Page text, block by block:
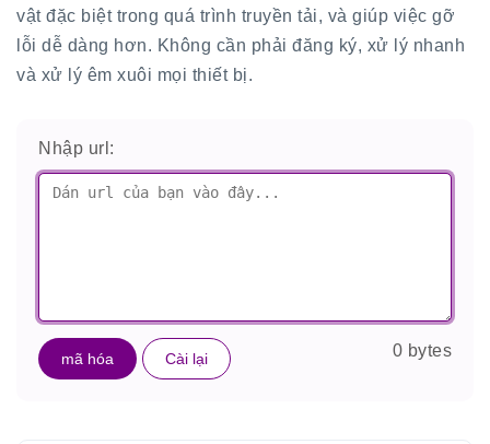
vật đặc biệt trong quá trình truyền tải, và giúp việc gỡ
lỗi dễ dàng hơn. Không cần phải đăng ký, xử lý nhanh
và xử lý êm xuôi mọi thiết bị.
Nhập url:
mã hóa Cài lại 0 bytes